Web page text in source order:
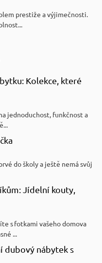
prestiže a výjimečnosti.
Kolekce, které
jednoduchost, funkčnost a
do školy a ještě nemá svůj
Jídelní kouty,
s fotkami vašeho domova
...
dubový nábytek s